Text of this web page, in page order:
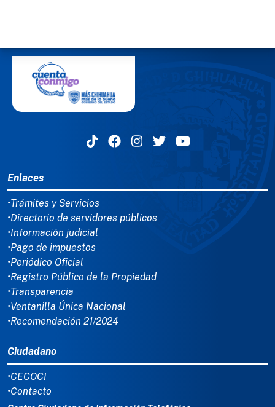
Enlaces
•Trámites y Servicios
•Directorio de servidores públicos
•Información judicial
•Pago de impuestos
•Periódico Oficial
•Registro Público de la Propiedad
•Transparencia
•Ventanilla Única Nacional
•Recomendación 21/2024
Ciudadano
•CECOCI
•Contacto